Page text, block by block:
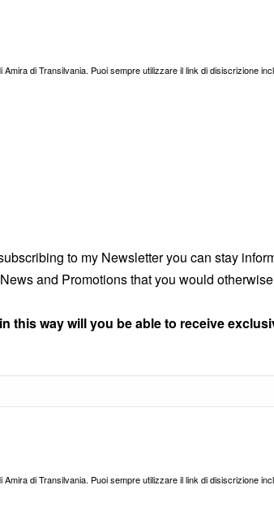
di Transilvania. Puoi sempre utilizzare il link di disiscrizione
to my Newsletter you can stay
News and Promotions that you would
this way will you be able to receive
di Transilvania. Puoi sempre utilizzare il link di disiscrizione